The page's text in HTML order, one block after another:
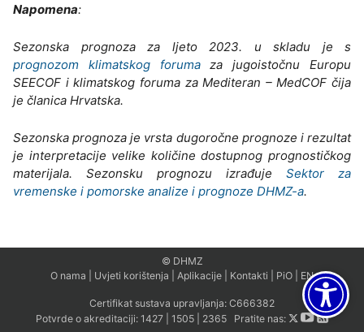
Napomena:
Sezonska prognoza za ljeto 2023. u skladu je s
prognozom klimatskog forumaza jugoistočnu Europu
SEECOF i klimatskog foruma za Mediteran – MedCOF čija
je članica Hrvatska.
Sezonska prognoza je vrsta dugoročne prognoze i rezultat
je interpretacije velike količine dostupnog prognostičkog
materijala. Sezonsku prognozu izrađuje Sektor za
vremenske i pomorske analize i prognoze DHMZ-a.
© DHMZ
O nama
Uvjeti korištenja Aplikacije Kontakti PiO EN
Certifikat sustava upravljanja: C666382
Potvrde o akreditaciji: 1427| 1505| 2365Pratite nas: